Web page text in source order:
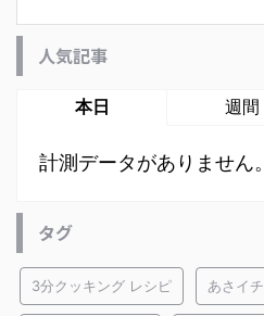
人気記事
本日 週間
計測データがありません。
タグ
3分クッキング レシピ あさイチ